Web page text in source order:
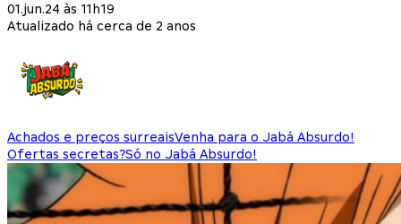
01.jun.24 às 11h19
Atualizado há cerca de 2 anos
Achados e preços surreaisVenha para o Jabá Absurdo!
Ofertas secretas?Só no Jabá Absurdo!